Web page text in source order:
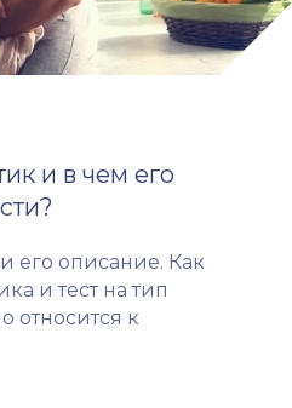
и в чем его
его описание. Как
и тест на тип
относится к